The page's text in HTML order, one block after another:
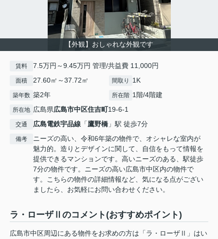
【外観】おしゃれな外観です
賃料 7.5万円～9.45万円 管理/共益費 11,000円
面積 27.60㎡～37.72㎡ 間取り 1K
築年数 築2年 所在階 1階/4階建
所在地 広島県広島市中区住吉町19-6-1
交通 広島電鉄宇品線 「鷹野橋 」駅 徒歩7分
備考
ニーズの高い、令和6年築の物件で、オシャレな室内が
魅力的。造りとデザインに関して、自信をもって情報を
提供できるマンションです。高いニーズのある、駅徒歩
7分の物件です。ニーズの高い広島市中区内の物件で
す。こちらの物件の詳細情報など、気になる点がござい
ましたら、お気軽にお問い合わせください。
ラ・ローザⅡのコメント(おすすめポイント)
広島市中区周辺にある物件をお求めの方は「ラ・ローザⅡ」はい